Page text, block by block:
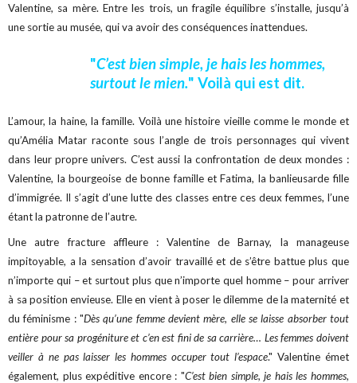
Valentine, sa mère. Entre les trois, un fragile équilibre s’installe, jusqu’à
une sortie au musée, qui va avoir des conséquences inattendues.
"C’est bien simple, je hais les hommes,
surtout le mien." Voilà qui est dit.
L’amour, la haine, la famille. Voilà une histoire vieille comme le monde et
qu’Amélia Matar raconte sous l’angle de trois personnages qui vivent
dans leur propre univers. C’est aussi la confrontation de deux mondes :
Valentine, la bourgeoise de bonne famille et Fatima, la banlieusarde fille
d’immigrée. Il s’agit d’une lutte des classes entre ces deux femmes, l’une
étant la patronne de l’autre.
Une autre fracture affleure : Valentine de Barnay, la manageuse
impitoyable, a la sensation d’avoir travaillé et de s’être battue plus que
n’importe qui – et surtout plus que n’importe quel homme – pour arriver
à sa position envieuse. Elle en vient à poser le dilemme de la maternité et
du féminisme : "Dès qu’une femme devient mère, elle se laisse absorber tout
entière pour sa progéniture et c’en est fini de sa carrière… Les femmes doivent
veiller à ne pas laisser les hommes occuper tout l’espace."Valentine émet
également, plus expéditive encore : "C’est bien simple, je hais les hommes,